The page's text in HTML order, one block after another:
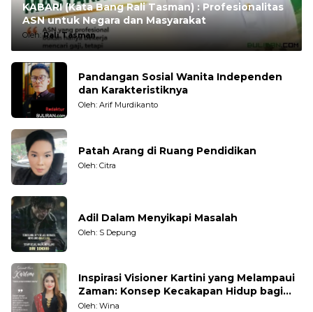
KABARI (Kata Bang Rali Tasman) : Profesionalitas
ASN untuk Negara dan Masyarakat
Oleh:Rali Tasman
Pandangan Sosial Wanita Independen
dan Karakteristiknya
Oleh: Arif Murdikanto
Patah Arang di Ruang Pendidikan
Oleh: Citra
Adil Dalam Menyikapi Masalah
Oleh: S Depung
Inspirasi Visioner Kartini yang Melampaui
Zaman: Konsep Kecakapan Hidup bagi
Generasi Muda
Oleh: Wina